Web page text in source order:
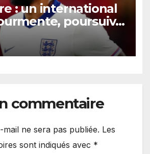
: un international
poursuivi
présumée
survenue en boîte
commentaire
ne sera pas publiée. Les
sont indiqués avec *